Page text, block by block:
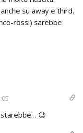
su away e third,
rossi) sarebbe
starebbe… 😉